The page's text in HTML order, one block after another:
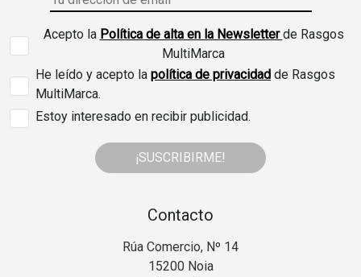
Acepto la Política de alta en la Newsletterde Rasgos
MultiMarca
He leído y acepto la política de privacidad de Rasgos
MultiMarca.
Estoy interesado en recibir publicidad.
¡SUSCRIBIRME!
Contacto
Rúa Comercio, Nº 14
15200 Noia